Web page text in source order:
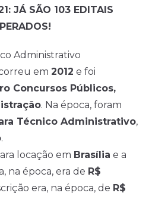
JÁ SÃO 103 EDITAIS
Administrativo
em 2012 e foi
Concursos Públicos,
. Na época, foram
Técnico Administrativo,
.
locação em Brasília e a
na época, era de R$
era, na época, de R$